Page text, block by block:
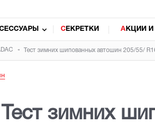
СЕКРЕТКИ АКЦИИ
Тест зимних шипованных автошин 205/55/
Тест зимних